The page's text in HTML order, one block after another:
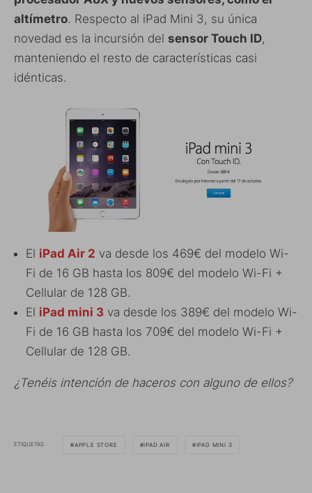
altímetro. Respecto al iPad Mini 3, su única
novedad es la incursión del sensor Touch ID,
manteniendo el resto de características casi
idénticas.
El iPad Air 2 va desde los 469€ del modelo Wi-
Fi de 16 GB hasta los 809€ del modelo Wi-Fi +
Cellular de 128 GB.
El iPad mini 3 va desde los 389€ del modelo Wi-
Fi de 16 GB hasta los 709€ del modelo Wi-Fi +
Cellular de 128 GB.
¿Tenéis intención de haceros con alguno de ellos?
ETIQUETAS APPLE STORE IPAD AIR IPAD MINI 3